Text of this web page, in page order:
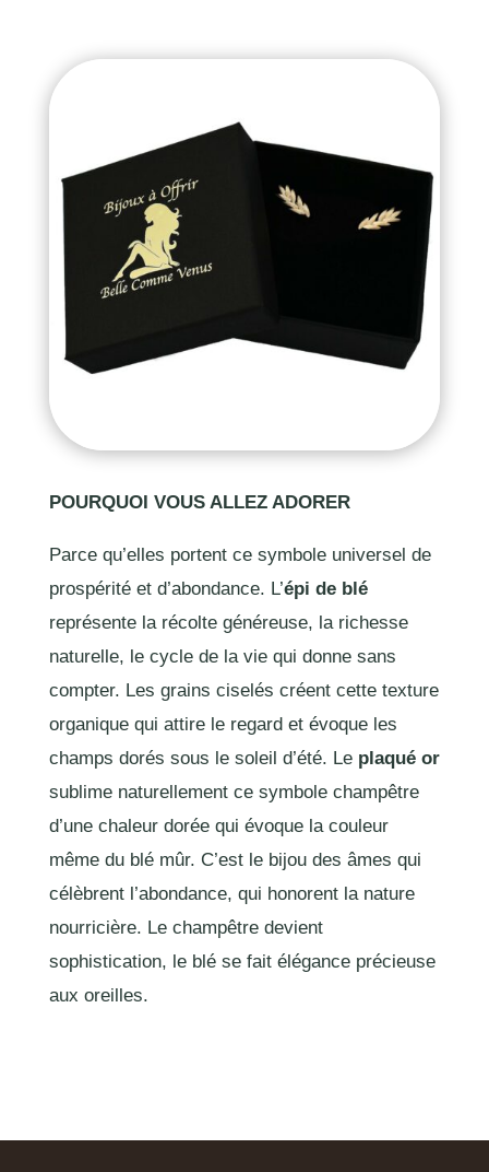
POURQUOI VOUS ALLEZ ADORER
Parce qu’elles portent ce symbole universel de
prospérité et d’abondance. L’épi de blé
représente la récolte généreuse, la richesse
naturelle, le cycle de la vie qui donne sans
compter. Les grains ciselés créent cette texture
organique qui attire le regard et évoque les
champs dorés sous le soleil d’été. Le plaqué or
sublime naturellement ce symbole champêtre
d’une chaleur dorée qui évoque la couleur
même du blé mûr. C’est le bijou des âmes qui
célèbrent l’abondance, qui honorent la nature
nourricière. Le champêtre devient
sophistication, le blé se fait élégance précieuse
aux oreilles.